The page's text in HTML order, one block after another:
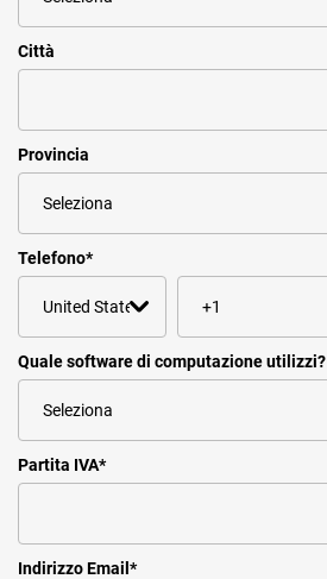
Città
Provincia
Telefono*
Quale software di computazione utilizzi?
Partita IVA*
Indirizzo Email *